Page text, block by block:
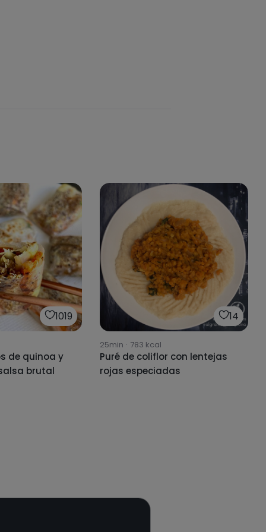
1019
de quinoa y
brutal
14
25min · 783 kcal
Puré de coliflor con lentejas
rojas especiadas